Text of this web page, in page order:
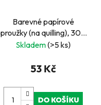
Barevné papírové
proužky (na quilling), 300
ks
Skladem(>5 ks)
53 Kč
DO KOŠÍKU